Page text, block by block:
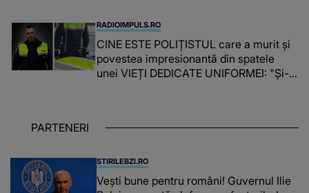
timpul parcă..."
RADIOIMPULS.RO
CINE ESTE POLIȚISTUL care a murit și
povestea impresionantă din spatele
unei VIEȚI DEDICATE UNIFORMEI: "Și-a
PARTENERI
STIRILEBZI.RO
Vești bune pentru români! Guvernul Ilie